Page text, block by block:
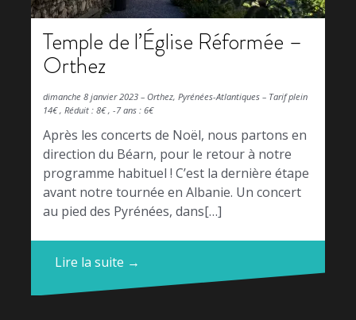
Temple de l’Église Réformée –
Orthez
dimanche 8 janvier 2023 – Orthez, Pyrénées-Atlantiques – Tarif plein
14€ , Réduit : 8€ , -7 ans : 6€
Après les concerts de Noël, nous partons en
direction du Béarn, pour le retour à notre
programme habituel ! C’est la dernière étape
avant notre tournée en Albanie. Un concert
au pied des Pyrénées, dans[…]
Lire la suite →